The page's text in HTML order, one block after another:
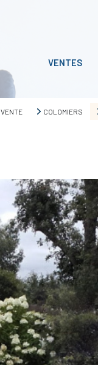
VENTES
VENTE COLOMIERS